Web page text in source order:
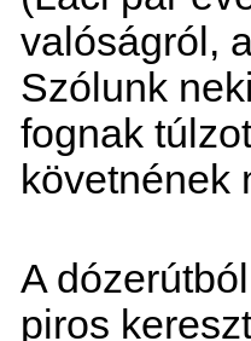
valóságról,
Szólunk
fognak
követnének
A
piros